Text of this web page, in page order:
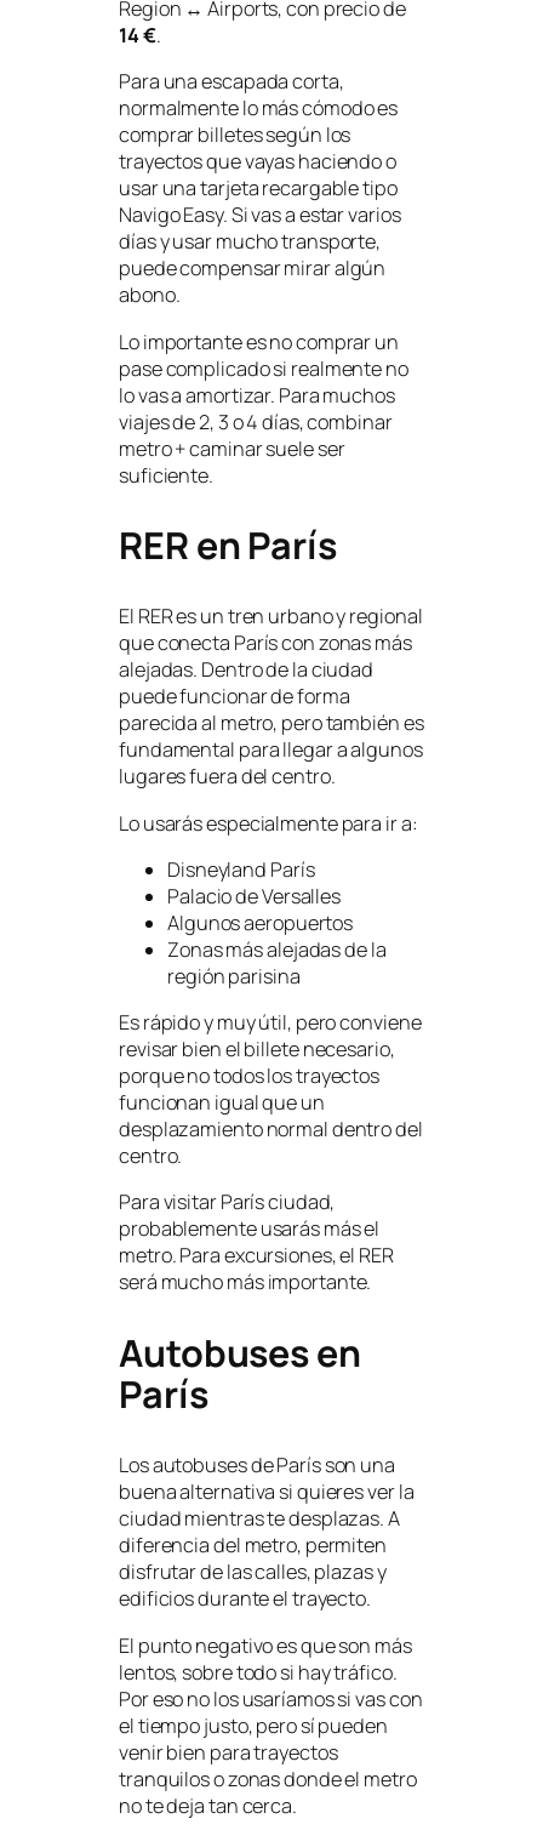
Region ↔ Airports, con precio de
14 €.
Para una escapada corta,
normalmente lo más cómodo es
comprar billetes según los
trayectos que vayas haciendo o
usar una tarjeta recargable tipo
Navigo Easy. Si vas a estar varios
días y usar mucho transporte,
puede compensar mirar algún
abono.
Lo importante es no comprar un
pase complicado si realmente no
lo vas a amortizar. Para muchos
viajes de 2, 3 o 4 días, combinar
metro + caminar suele ser
suficiente.
RER en París
El RER es un tren urbano y regional
que conecta París con zonas más
alejadas. Dentro de la ciudad
puede funcionar de forma
parecida al metro, pero también es
fundamental para llegar a algunos
lugares fuera del centro.
Lo usarás especialmente para ir a:
Disneyland París
Palacio de Versalles
Algunos aeropuertos
Zonas más alejadas de la
región parisina
Es rápido y muy útil, pero conviene
revisar bien el billete necesario,
porque no todos los trayectos
funcionan igual que un
desplazamiento normal dentro del
centro.
Para visitar París ciudad,
probablemente usarás más el
metro. Para excursiones, el RER
será mucho más importante.
Autobuses en
París
Los autobuses de París son una
buena alternativa si quieres ver la
ciudad mientras te desplazas. A
diferencia del metro, permiten
disfrutar de las calles, plazas y
edificios durante el trayecto.
El punto negativo es que son más
lentos, sobre todo si hay tráfico.
Por eso no los usaríamos si vas con
el tiempo justo, pero sí pueden
venir bien para trayectos
tranquilos o zonas donde el metro
no te deja tan cerca.